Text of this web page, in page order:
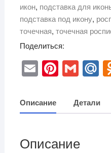
икон, подставка для
подставка под икону,
точечная, точечная
Поделиться:
E
m
ail
Pi
nt
e
G
m
ail.R
u
Описание Детали
Описание